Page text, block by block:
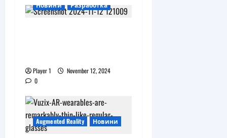
Новини Разработка
Player 1
November 12, 2024
0
Augmented Reality Новини